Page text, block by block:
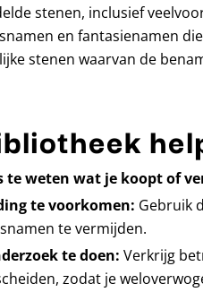
stenen, inclusief
en fantasienamen
stenen waarvan de
te weten wat je koopt of
te voorkomen: Gebruik
te vermijden.
te doen: Verkrijg
zodat je